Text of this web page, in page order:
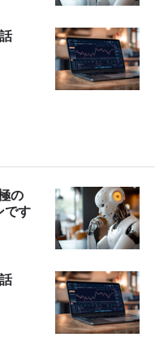
の
です